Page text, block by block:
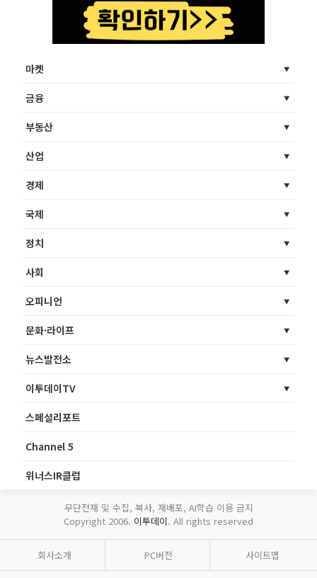
마켓
금융
부동산
산업
경제
국제
정치
사회
오피니언
문화·라이프
뉴스발전소
이투데이TV
스페셜리포트
Channel 5
위너스IR클럽
무단전재 및 수집, 복사, 재배포, AI학습 이용 금지
Copyright 2006. 이투데이. All rights reserved
회사소개 PC버전 사이트맵